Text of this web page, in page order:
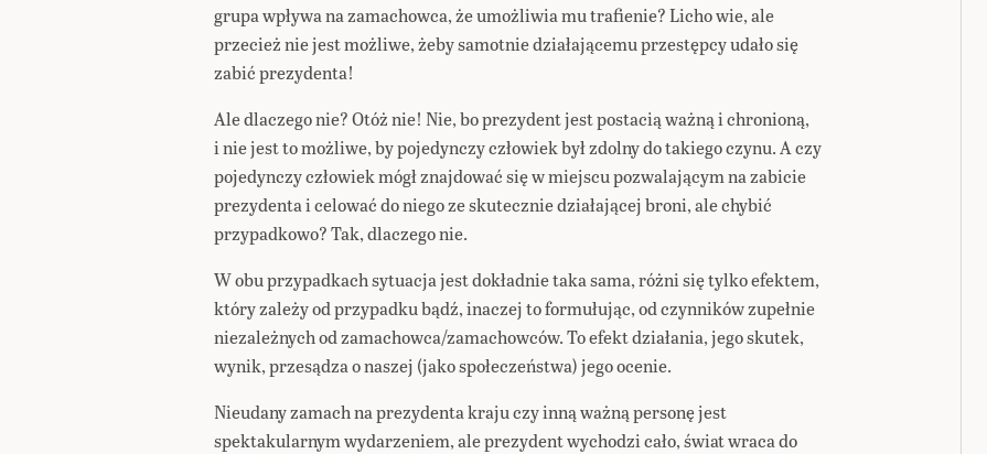
grupa wpływa na zamachowca, że umożliwia mu trafienie? Licho wie, ale
przecież nie jest możliwe, żeby samotnie działającemu przestępcy udało się
zabić prezydenta!
Ale dlaczego nie? Otóż nie! Nie, bo prezydent jest postacią ważną i chronioną,
i nie jest to możliwe, by pojedynczy człowiek był zdolny do takiego czynu. A czy
pojedynczy człowiek mógł znajdować się w miejscu pozwalającym na zabicie
prezydenta i celować do niego ze skutecznie działającej broni, ale chybić
przypadkowo? Tak, dlaczego nie.
W obu przypadkach sytuacja jest dokładnie taka sama, różni się tylko efektem,
który zależy od przypadku bądź, inaczej to formułując, od czynników zupełnie
niezależnych od zamachowca/zamachowców. To efekt działania, jego skutek,
wynik, przesądza o naszej (jako społeczeństwa) jego ocenie.
Nieudany zamach na prezydenta kraju czy inną ważną personę jest
spektakularnym wydarzeniem, ale prezydent wychodzi cało, świat wraca do